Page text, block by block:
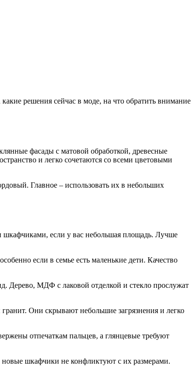
решения сейчас в моде, на что обратить внимание
фасады с матовой обработкой, древесные
и легко сочетаются со всеми цветовыми
Главное – использовать их в небольших
шкафчиками, если у вас небольшая площадь. Лучше
если в семье есть маленькие дети. Качество
Дерево, МДФ с лаковой отделкой и стекло прослужат
Они скрывают небольшие загрязнения и легко
отпечаткам пальцев, а глянцевые требуют
новые шкафчики не конфликтуют с их размерами.